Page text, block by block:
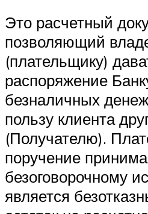
Это расчетный
позволяющий
(плательщику)
распоряжение
безналичных
пользу клиента
(Получателю).
поручение
безоговорочному
является